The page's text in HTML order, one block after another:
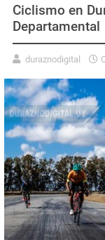
Ciclismo en
Departamental
duraznodigital